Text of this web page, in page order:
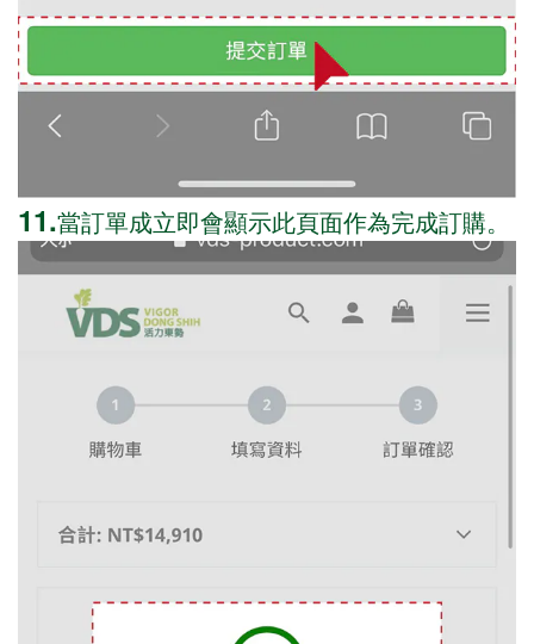
11.當訂單成立即會顯示此頁面作為完成訂購。